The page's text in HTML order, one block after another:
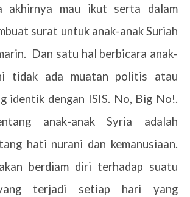
akhirnya mau ikut serta dalam
surat untuk anak-anak Suriah
Dan satu hal berbicara anak-
tidak ada muatan politis atau
identik dengan ISIS. No, Big No!.
anak-anak Syria adalah
hati nurani dan kemanusiaan.
berdiam diri terhadap suatu
yang terjadi setiap hari yang